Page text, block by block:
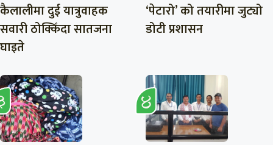
कैलालीमा दुई यात्रुवाहक
सवारी ठोक्किँदा सातजना
घाइते
‘पेटारो’ को तयारीमा जुट्यो
डोटी प्रशासन